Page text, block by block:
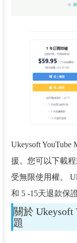
Ukeysoft
援。您可以下載
受無限使用權。
和 5 -15天退款保證
關於 Ukeysoft
題